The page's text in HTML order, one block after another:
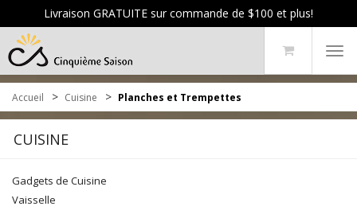
Livraison GRATUITE sur commande de $100 et plus!
Accueil > Cuisine > Planches et Trempettes
CUISINE
Gadgets de Cuisine
Vaisselle